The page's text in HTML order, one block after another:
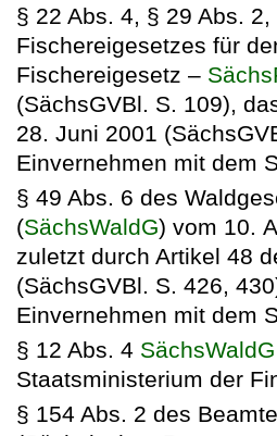
§ 22 Abs. 4, § 29 Abs.
Fischereigesetzes für
Fischereigesetz –
(SächsGVBl. S. 109),
28. Juni 2001
Einvernehmen mit dem
§ 49 Abs. 6 des
(SächsWaldG) vom 10.
zuletzt durch Artikel 48
(SächsGVBl. S. 426,
Einvernehmen mit dem
§ 12 Abs. 4 SächsWaldG
Staatsministerium der
§ 154 Abs. 2 des